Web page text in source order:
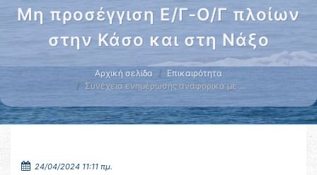
Μη προσέγγιση Ε/Γ-Ο/Γ πλοίων
στην Κάσο και στη Νάξο
Αρχική σελίδα
Επικαιρότητα
Συνέχεια ενημέρωσης αναφορικά με …
24/04/2024 11:11 πμ.